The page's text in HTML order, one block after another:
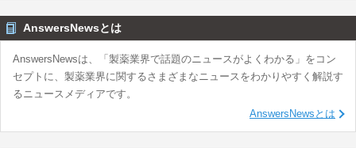
AnswersNewsとは
AnswersNewsは、「製薬業界で話題のニュースがよくわかる」をコン
セプトに、製薬業界に関するさまざまなニュースをわかりやすく解説す
るニュースメディアです。
AnswersNewsとは